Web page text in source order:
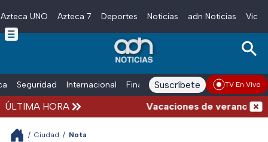
Skip to main content
Azteca UNO Azteca 7 Deportes Noticias adn Noticias
Seguridad Internacional Finanzas adn Noticias Radio
Suscríbete TV En Vivo
ÚLTIMA HORA Vacaciones de verano
/ Ciudad / Nota